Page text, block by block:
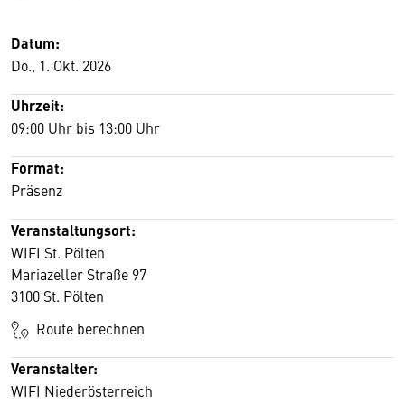
Datum:
Do., 1. Okt. 2026
Uhrzeit:
09:00 Uhr bis 13:00 Uhr
Format:
Präsenz
Veranstaltungsort:
WIFI St. Pölten
Mariazeller Straße 97
3100 St. Pölten
Route berechnen
Veranstalter:
WIFI Niederösterreich